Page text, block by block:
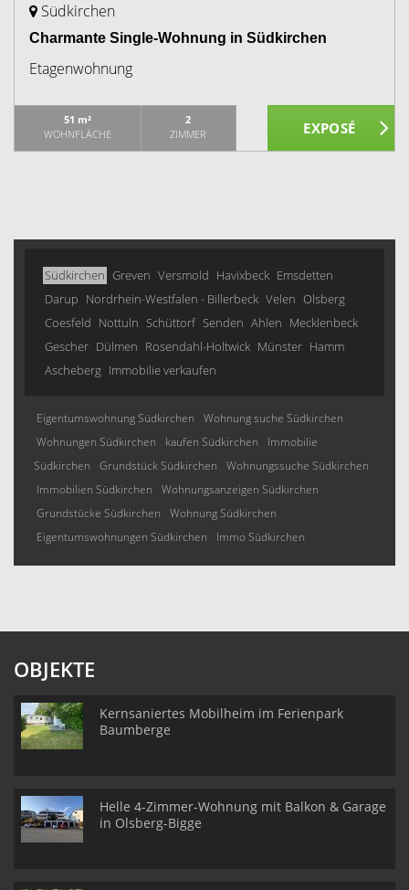
Südkirchen
Charmante Single-Wohnung in Südkirchen
Etagenwohnung
51 m²
WOHNFLÄCHE
2
ZIMMER
Südkirchen Greven Versmold Havixbeck Emsdetten
Darup Nordrhein-Westfalen - Billerbeck Velen Olsberg
Coesfeld Nottuln Schüttorf Senden Ahlen Mecklenbeck
Gescher Dülmen Rosendahl-Holtwick Münster Hamm
Ascheberg Immobilie verkaufen
Eigentumswohnung Südkirchen
Wohnung suche Südkirchen
Wohnungen Südkirchen
kaufen Südkirchen
Immobilie
Südkirchen
Grundstück Südkirchen
Wohnungssuche Südkirchen
Immobilien Südkirchen
Wohnungsanzeigen Südkirchen
Grundstücke Südkirchen
Wohnung Südkirchen
Eigentumswohnungen Südkirchen
Immo Südkirchen
OBJEKTE
Kernsaniertes Mobilheim im Ferienpark
Baumberge
Helle 4-Zimmer-Wohnung mit Balkon & Garage
in Olsberg-Bigge